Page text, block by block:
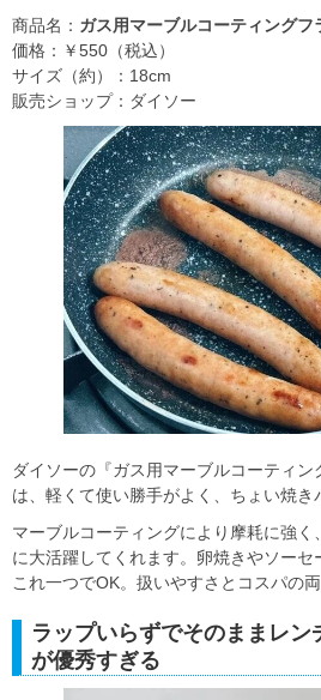
商品名： ガス用マーブルコーティングフ
価格：￥550（税込）
サイズ（約）：18cm
販売ショップ：ダイソー
ダイソーの『ガス用マーブルコーティン
は、軽くて使い勝手がよく、ちょい焼き
マーブルコーティングにより摩耗に強
に大活躍してくれます。卵焼きやソーセ
これ一つでOK。扱いやすさとコスパの
ラップいらずでそのままレン
が優秀すぎる